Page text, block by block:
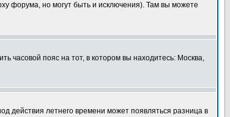
форума, но могут быть и исключения). Там вы можете
часовой пояс на тот, в котором вы находитесь: Москва,
действия летнего времени может появляться разница в